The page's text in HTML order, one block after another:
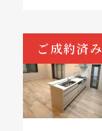
ご成約済み